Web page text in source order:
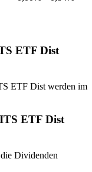
ETF Dist
ETF Dist werden im
ETF Dist
Dividenden